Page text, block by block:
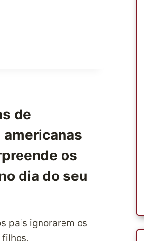
de
os
dia do seu
pais ignorarem os
filhos,